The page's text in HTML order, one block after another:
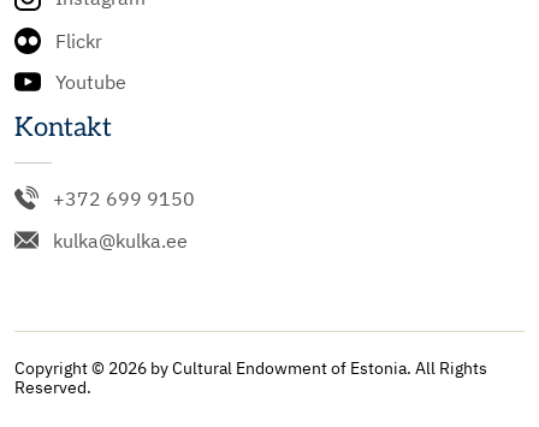
Flickr
Youtube
Kontakt
+372 699 9150
kulka@kulka.ee
Copyright © 2026 by Cultural Endowment of Estonia. All Rights
Reserved.